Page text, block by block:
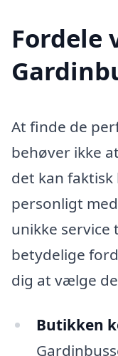
Fordele
At finde de
behøver ikke
det kan
personligt
unikke
betydelige
dig at vælge
Butikken